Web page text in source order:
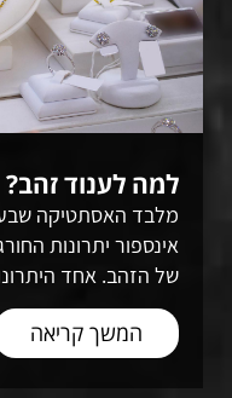
למה לענוד זהב?
מלבד האסתטיקה
אינספור יתרונות
של הזהב. אחד
המשך קריאה